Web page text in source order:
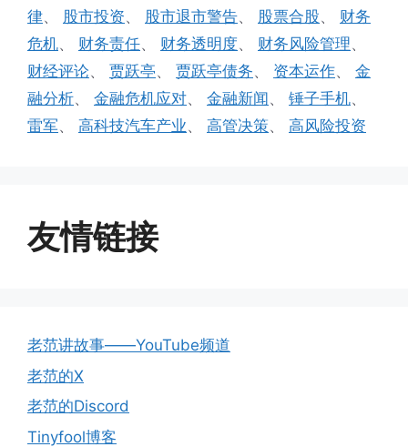
律、 股市投资、 股市退市警告、 股票合股、 财务
危机、 财务责任、 财务透明度、 财务风险管理、
财经评论、 贾跃亭、 贾跃亭债务、 资本运作、 金
融分析、 金融危机应对、 金融新闻、 锤子手机、
雷军、 高科技汽车产业、 高管决策、 高风险投资
友情链接
老范讲故事——YouTube频道
老范的X
老范的Discord
Tinyfool博客